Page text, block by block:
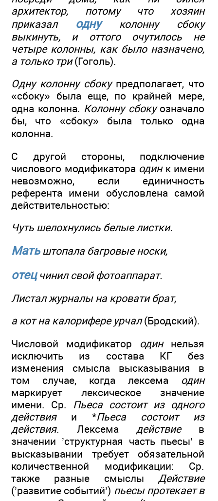
архитектор, потому что хозяин
приказал однуколонну сбоку
выкинуть, и оттого очутилось не
четыре колонны, как было назначено,
а только три(Гоголь).
Одну колонну сбокупредполагает, что
«сбоку» была еще, по крайней мере,
одна колонна. Колонну сбокуозначало
бы, что «сбоку» была только одна
колонна.
С другой стороны, подключение
числового модификатора одинк имени
невозможно, если единичность
референта имени обусловлена самой
действительностью:
Чуть шелохнулись белые листки.
Матьштопала багровые носки,
отецчинил свой фотоаппарат.
Листал журналы на кровати брат,
а кот на калорифере урчал(Бродский).
Числовой модификатор одиннельзя
исключить из состава КГ без
изменения смысла высказывания в
том случае, когда лексема один
маркирует лексическое значение
имени. Ср. Пьеса состоит из одного
действияи *Пьеса состоит из
действия. Лексема действиев
значении ’структурная часть пьесы’ в
высказывании требует обязательной
количественной модификации: Ср.
также разные смыслы Действие
(’развитие событий’) пьесы протекает в